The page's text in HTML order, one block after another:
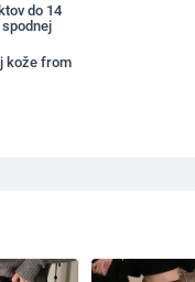
do 14
kože from